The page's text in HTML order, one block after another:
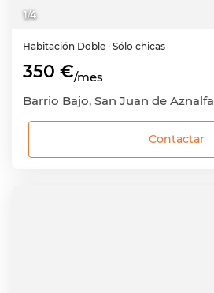
1/4
Habitación Doble · Sólo chicas
350 €/mes
Barrio Bajo, San Juan de
Contactar